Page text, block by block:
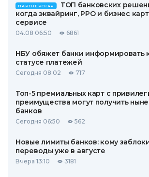
ПАРТНЕРСКАЯ
ТОП банковских
когда эквайринг, РРО и бизнес
сервисе
04.08 06:50 6861
НБУ обяжет банки информировать
статусе платежей
Сегодня 08:02 717
Топ-5 премиальных карт с
преимущества могут получить
банков
Сегодня 06:50 562
Новые лимиты банков: кому
переводы уже в августе
Вчера 13:10 3181